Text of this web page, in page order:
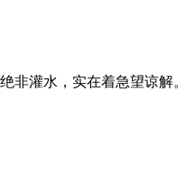
非灌水，实在着急望谅解